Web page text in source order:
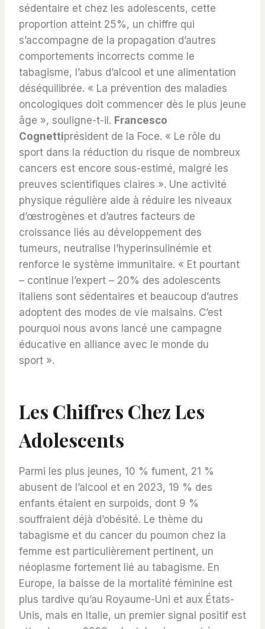
sédentaire et chez les adolescents, cette
proportion atteint 25%, un chiffre qui
s’accompagne de la propagation d’autres
comportements incorrects comme le
tabagisme, l’abus d’alcool et une alimentation
déséquilibrée. « La prévention des maladies
oncologiques doit commencer dès le plus jeune
âge », souligne-t-il. Francesco
Cognettiprésident de la Foce. « Le rôle du
sport dans la réduction du risque de nombreux
cancers est encore sous-estimé, malgré les
preuves scientifiques claires ». Une activité
physique régulière aide à réduire les niveaux
d’œstrogènes et d’autres facteurs de
croissance liés au développement des
tumeurs, neutralise l’hyperinsulinémie et
renforce le système immunitaire. « Et pourtant
– continue l’expert – 20% des adolescents
italiens sont sédentaires et beaucoup d’autres
adoptent des modes de vie malsains. C’est
pourquoi nous avons lancé une campagne
éducative en alliance avec le monde du
sport ».
Les Chiffres Chez Les
Adolescents
Parmi les plus jeunes, 10 % fument, 21 %
abusent de l’alcool et en 2023, 19 % des
enfants étaient en surpoids, dont 9 %
souffraient déjà d’obésité. Le thème du
tabagisme et du cancer du poumon chez la
femme est particulièrement pertinent, un
néoplasme fortement lié au tabagisme. En
Europe, la baisse de la mortalité féminine est
plus tardive qu’au Royaume-Uni et aux États-
Unis, mais en Italie, un premier signal positif est